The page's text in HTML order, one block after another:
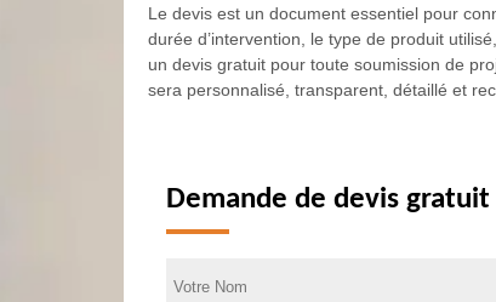
Le devis est un document essentiel pour
durée d’intervention, le type de produit
un devis gratuit pour toute soumission de
sera personnalisé, transparent, détaillé et
Demande de devis gratuit